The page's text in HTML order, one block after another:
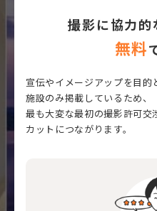
撮影に協力的
無料
宣伝やイメージアップを目的
施設のみ掲載しているため、
最も大変な最初の撮影許可交
カットにつながります。